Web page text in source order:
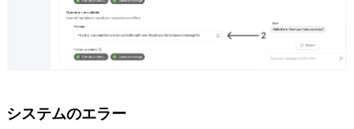
システムのエラー